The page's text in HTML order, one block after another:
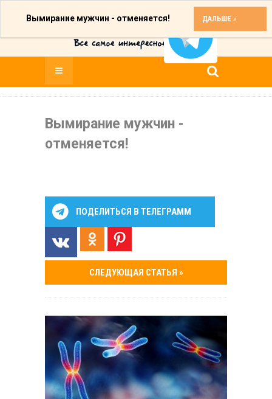
Вымирание мужчин - отменяется! ДАЛЬШЕ »
Вымирание мужчин -
отменяется!
ПОДЕЛИТЬСЯ В ТЕЛЕГРАММ
СЛЕДУЮЩАЯ СТАТЬЯ »